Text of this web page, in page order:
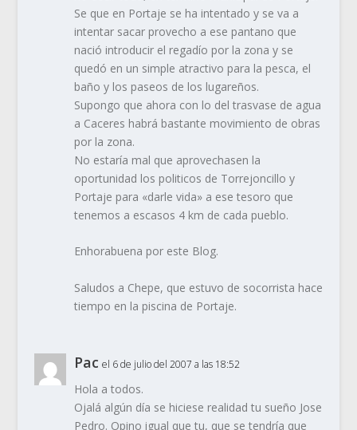
Se que en Portaje se ha intentado y se va a
intentar sacar provecho a ese pantano que
nació introducir el regadío por la zona y se
quedó en un simple atractivo para la pesca, el
baño y los paseos de los lugareños.
Supongo que ahora con lo del trasvase de agua
a Caceres habrá bastante movimiento de obras
por la zona.
No estaría mal que aprovechasen la
oportunidad los politicos de Torrejoncillo y
Portaje para «darle vida» a ese tesoro que
tenemos a escasos 4 km de cada pueblo.
Enhorabuena por este Blog.
Saludos a Chepe, que estuvo de socorrista hace
tiempo en la piscina de Portaje.
Pac el 6 de julio del 2007 a las 18:52
Hola a todos.
Ojalá algún día se hiciese realidad tu sueño Jose
Pedro. Opino igual que tu, que se tendría que